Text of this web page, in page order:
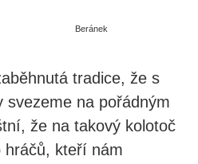
Beránek
tradice, že s
svezeme na pořádným
že na takový kolotoč
kteří nám